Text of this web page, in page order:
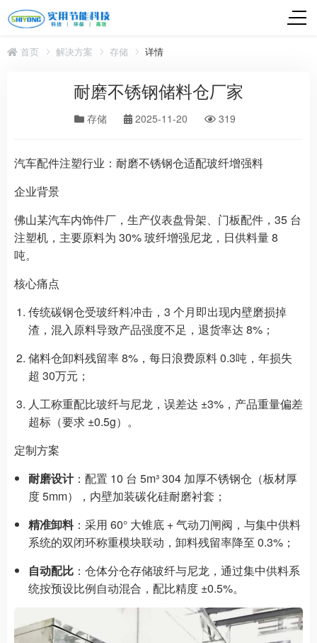
首页 解决方案 存储 详情
耐磨不锈钢储料仓厂家
存储 2025-11-20 319
汽车配件注塑行业：耐磨不锈钢仓适配玻纤增强料​
企业背景​
佛山某汽车内饰件厂，生产仪表盘骨架、门板配件，35 台
注塑机，主要原料为 30% 玻纤增强尼龙，日供料量 8
吨。​
核心痛点​
传统碳钢仓受玻纤料冲击，3 个月即出现内壁磨损掉
渣，混入原料导致产品强度不足，退货率达 8%；​
储料仓卸料残留率 8%，每日浪费原料 0.3吨，年损失
超 30万元；​
人工称重配比玻纤与尼龙，误差达 ±3%，产品重量偏差
超标（要求 ±0.5g）。​
定制方案​
耐磨设计：配置 10 台 5m³ 304 加厚不锈钢仓（板材厚
度 5mm），内壁加装碳化硅耐磨衬套；​
精准卸料：采用 60° 大锥底 + 气动刀闸阀，与集中供料
系统的双闭环称重模块联动，卸料残留率降至 0.3%；​
自动配比 ：仓体分仓存储玻纤与尼龙，通过集中供料系
统按预设比例自动混合，配比精度 ±0.5%。​